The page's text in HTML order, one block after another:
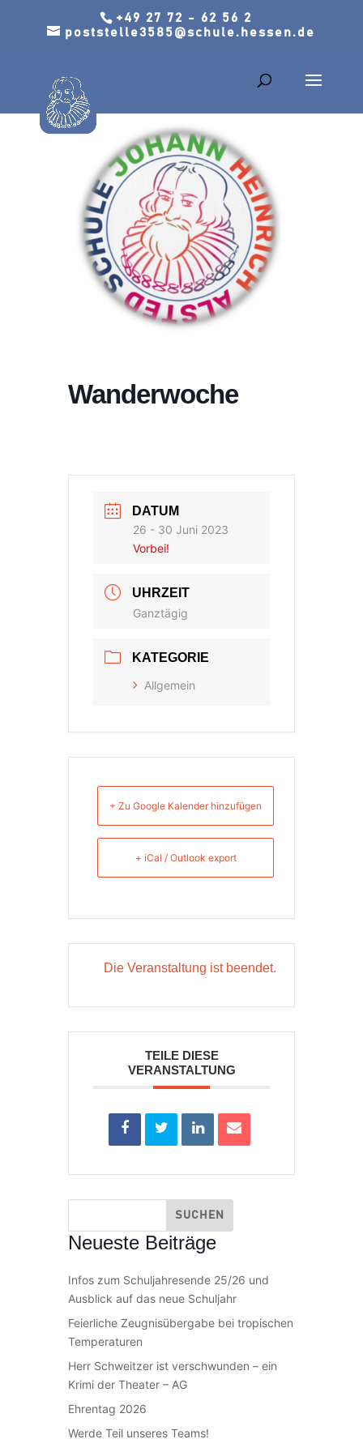
+49 27 72 - 62 56 2
poststelle3585@schule.hessen.de
Wanderwoche
DATUM
26 - 30 Juni 2023
Vorbei!
UHRZEIT
Ganztägig
KATEGORIE
Allgemein
+ Zu Google Kalender hinzufügen
+ iCal / Outlook export
Die Veranstaltung ist beendet.
TEILE DIESE
VERANSTALTUNG
Neueste Beiträge
Infos zum Schuljahresende 25/26 und
Ausblick auf das neue Schuljahr
Feierliche Zeugnisübergabe bei tropischen
Temperaturen
Herr Schweitzer ist verschwunden – ein
Krimi der Theater – AG
Ehrentag 2026
Werde Teil unseres Teams!